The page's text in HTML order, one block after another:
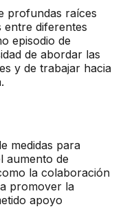
profundas raíces
entre diferentes
episodio de
de abordar las
y de trabajar hacia
medidas para
aumento de
la colaboración
promover la
apoyo